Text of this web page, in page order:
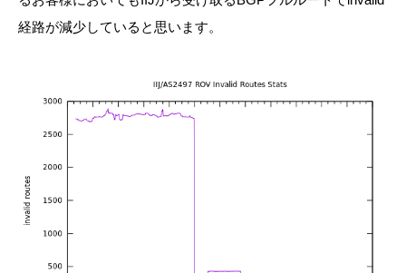
経路が減少していると思います。